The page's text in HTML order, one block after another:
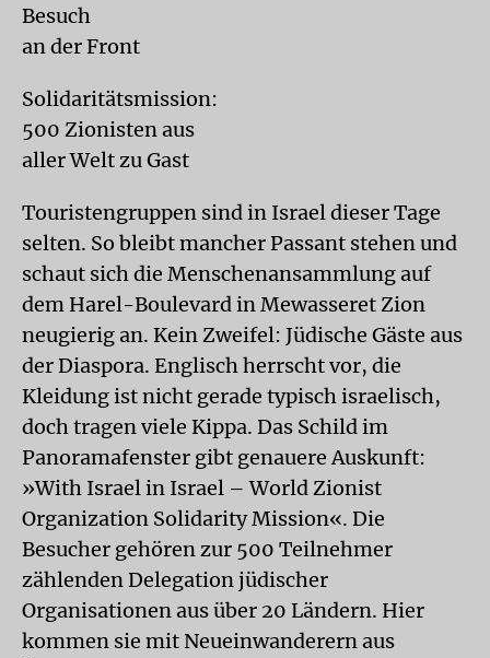
Besuch
an der Front
Solidaritätsmission:
500 Zionisten aus
aller Welt zu Gast
Touristengruppen sind in Israel dieser Tage
selten. So bleibt mancher Passant stehen und
schaut sich die Menschenansammlung auf
dem Harel-Boulevard in Mewasseret Zion
neugierig an. Kein Zweifel: Jüdische Gäste aus
der Diaspora. Englisch herrscht vor, die
Kleidung ist nicht gerade typisch israelisch,
doch tragen viele Kippa. Das Schild im
Panoramafenster gibt genauere Auskunft:
»With Israel in Israel – World Zionist
Organization Solidarity Mission«. Die
Besucher gehören zur 500 Teilnehmer
zählenden Delegation jüdischer
Organisationen aus über 20 Ländern. Hier
kommen sie mit Neueinwanderern aus